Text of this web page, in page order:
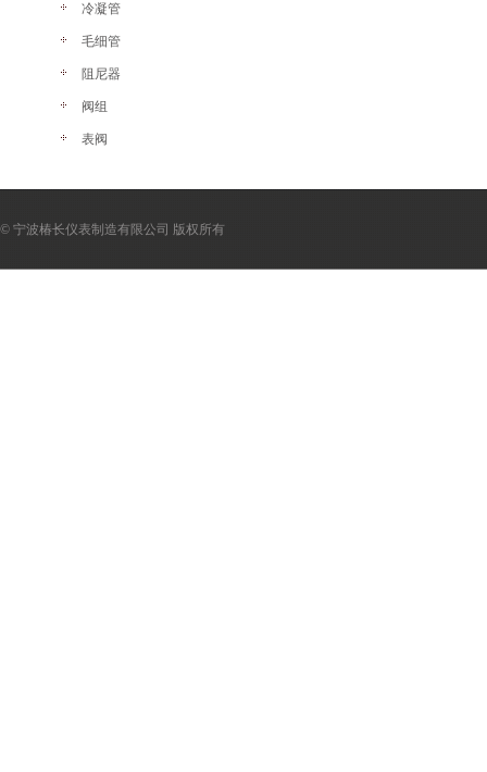
冷凝管
毛细管
阻尼器
阀组
表阀
© 宁波椿长仪表制造有限公司 版权所有